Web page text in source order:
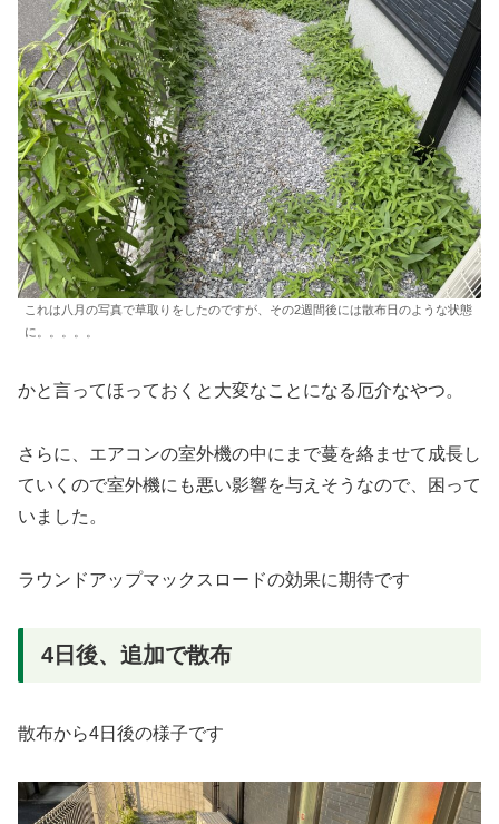
これは八月の写真で草取りをしたのですが、その2週間後には散布日のような状態
に。。。。。
かと言ってほっておくと大変なことになる厄介なやつ。
さらに、エアコンの室外機の中にまで蔓を絡ませて成長し
ていくので室外機にも悪い影響を与えそうなので、困って
いました。
ラウンドアップマックスロードの効果に期待です
4日後、追加で散布
散布から4日後の様子です